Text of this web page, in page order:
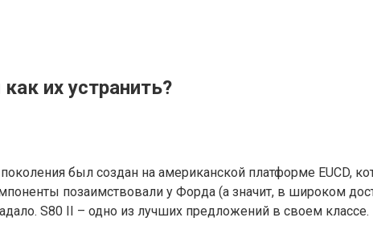
их устранить?
был создан на американской платформе EUCD,
позаимствовали у Форда (а значит, в широком
S80 II – одно из лучших предложений в своем классе.